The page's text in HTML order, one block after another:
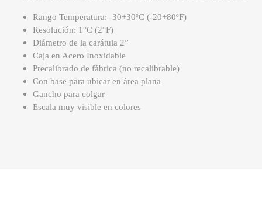
Rango Temperatura: -30+30ºC (-20+80ºF)
Resolución: 1°C (2°F)
Diámetro de la carátula 2”
Caja en Acero Inoxidable
Precalibrado de fábrica (no recalibrable)
Con base para ubicar en área plana
Gancho para colgar
Escala muy visible en colores